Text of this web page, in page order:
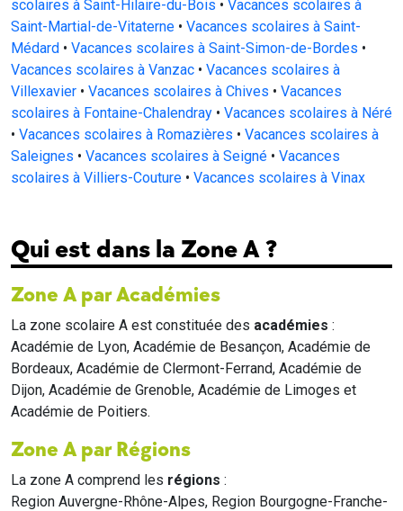
scolaires à Saint-Hilaire-du-Bois • Vacances scolaires à
Saint-Martial-de-Vitaterne • Vacances scolaires à Saint-
Médard • Vacances scolaires à Saint-Simon-de-Bordes •
Vacances scolaires à Vanzac • Vacances scolaires à
Villexavier • Vacances scolaires à Chives • Vacances
scolaires à Fontaine-Chalendray • Vacances scolaires à Néré
• Vacances scolaires à Romazières • Vacances scolaires à
Saleignes • Vacances scolaires à Seigné • Vacances
scolaires à Villiers-Couture • Vacances scolaires à Vinax
Qui est dans la Zone A ?
Zone A par Académies
La zone scolaire A est constituée des académies :
Académie de Lyon, Académie de Besançon, Académie de
Bordeaux, Académie de Clermont-Ferrand, Académie de
Dijon, Académie de Grenoble, Académie de Limoges et
Académie de Poitiers.
Zone A par Régions
La zone A comprend les régions :
Region Auvergne-Rhône-Alpes, Region Bourgogne-Franche-